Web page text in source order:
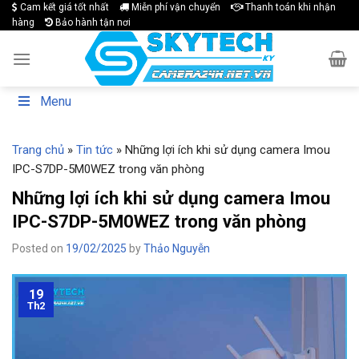
Skip
to
Cam kết giá tốt nhất Miễn phí vận chuyển
Thanh toán khi nhận
hàng
Bảo hành tận nơi
Menu
Trang chủ » Tin tức » Những lợi ích khi sử dụng camera Imou
IPC-S7DP-5M0WEZ trong văn phòng
Những lợi ích khi sử dụng camera Imou
IPC-S7DP-5M0WEZ trong văn phòng
Posted on 19/02/2025 byThảo Nguyễn
19
Th2